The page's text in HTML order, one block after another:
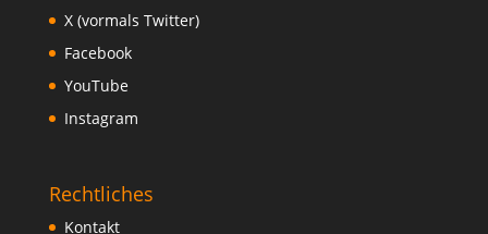
X (vormals Twitter)
Facebook
YouTube
Instagram
Rechtliches
Kontakt